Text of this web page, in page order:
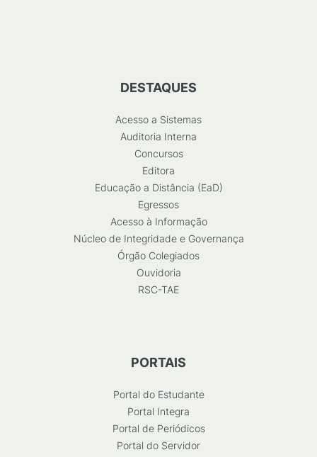
DESTAQUES
Acesso a Sistemas
Auditoria Interna
Concursos
Editora
Educação a Distância (EaD)
Egressos
Acesso à Informação
Núcleo de Integridade e Governança
Órgão Colegiados
Ouvidoria
RSC-TAE
PORTAIS
Portal do Estudante
Portal Integra
Portal de Periódicos
Portal do Servidor